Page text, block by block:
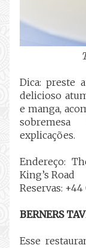
Dica: preste
delicioso
e manga,
sobremesa
explicações.
Endereço:
King’s Road
Reservas: +44
BERNERS
Esse